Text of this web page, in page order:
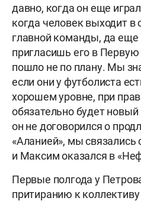
давно, когда он еще
когда человек выходит в
главной команды, да еще
пригласишь его в Первую
пошло не по плану. Мы
если они у футболиста
хорошем уровне, при
обязательно будет
он не договорился о
«Аланией», мы связались
и Максим оказался в
Первые полгода у
притиранию к